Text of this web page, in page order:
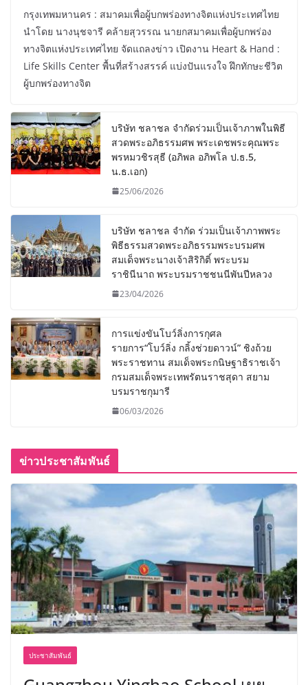
กรุงเทพมหานคร : สมาคมเพื่อผู้บกพร่องทางจิตแห่งประเทศไทย
นำโดย นางนุชจารี คล้ายสุวรรณ นายกสมาคมเพื่อผู้บกพร่อง
ทางจิตแห่งประเทศไทย จัดแถลงข่าว เปิดงาน Heart & Hand :
Life Skills Center พื้นที่สร้างสรรค์ แบ่งปันแรงใจ ฝึกทักษะชีวิต
ผู้บกพร่องทางจิต
บริษัท ชลาชล จำกัดร่วมเป็นเจ้าภาพในพิธี
สวดพระอภิธรรมศพ พระเดชพระคุณพระ
พรหมวชิรสุธี (อภิพล อภิพโล ป.ธ.5,
น.ธ.เอก)
25/06/2026
บริษัท ชลาชล จำกัด ร่วมเป็นเจ้าภาพพระ
พิธีธรรมสวดพระอภิธรรมพระบรมศพ
สมเด็จพระนางเจ้าสิริกิติ์ พระบรม
ราชินีนาถ พระบรมราชชนนีพันปีหลวง
23/04/2026
การแข่งขันโบว์ลิ่งการกุศล
รายการ“โบว์ลิ่ง กลิ้งช่วยดาวน์” ชิงถ้วย
พระราชทาน สมเด็จพระกนิษฐาธิราชเจ้า
กรมสมเด็จพระเทพรัตนราชสุดา สยาม
บรมราชกุมารี
06/03/2026
ข่าวประชาสัมพันธ์
ประชาสัมพันธ์